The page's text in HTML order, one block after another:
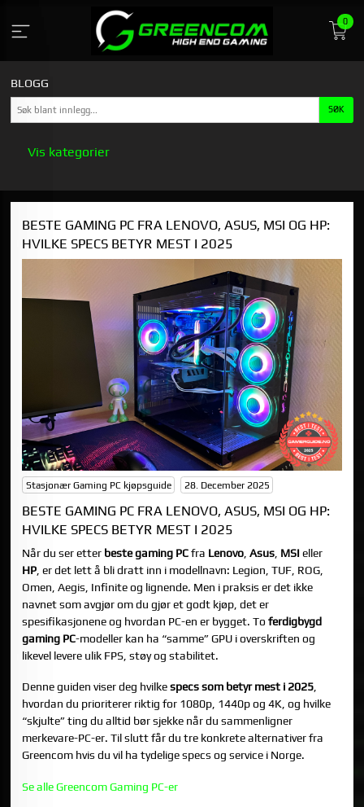
innholdet
0
BLOGG
Vis kategorier
GREENCOM
STASJONÆR GAMING PC KJØPSGUIDE
BESTE GAMING PC FRA LENOVO, ASUS, MSI OG HP:
HVILKE SPECS BETYR MEST I 2025
Stasjonær Gaming PC kjøpsguide 28. December 2025
BESTE GAMING PC FRA LENOVO, ASUS, MSI OG HP:
HVILKE SPECS BETYR MEST I 2025
Når du ser etter beste gaming PCfra Lenovo ,Asus MSIeller
HP , er det lett å bli dratt inn i modellnavn: Legion, TUF, ROG,
Omen, Aegis, Infinite og lignende. Men i praksis er det ikke
navnet som avgjør om du gjør et godt kjøp, det er
spesifikasjonene og hvordan PC-en er bygget. Toferdigbygd
gaming PC-modeller kan ha “samme” GPU i overskriften og
likevel levere ulik FPS, støy og stabilitet.
Denne guiden viser deg hvilkespecs som betyr mest i 2025,
hvordan du prioriterer riktig for 1080p, 1440p og 4K, og hvilke
“skjulte” ting du alltid bør sjekke når du sammenligner
merkevare-PC-er. Til slutt får du tre konkrete alternativer fra
Greencom hvis du vil ha tydelige specs og service i Norge.
Se alle Greencom Gaming PC-er